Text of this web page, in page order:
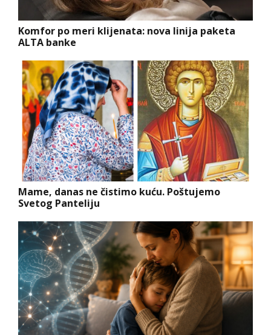
Komfor po meri klijenata: nova linija paketa
ALTA banke
Mame, danas ne čistimo kuću. Poštujemo
Svetog Panteliju